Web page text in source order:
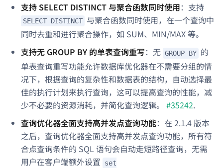
支持 SELECT DISTINCT 与聚合函数同时使用：支持
SELECT DISTINCT 与聚合函数同时使用，在一个查询中
同时去重和进行聚合操作，如 SUM、MIN/MAX 等。
支持无 GROUP BY 的单表查询重写：无 GROUP BY 的
单表查询重写功能允许数据库优化器在不需要分组的情
况下，根据查询的复杂性和数据表的结构，自动选择最
佳的执行计划来执行查询，这可以提高查询的性能，减
少不必要的资源消耗，并简化查询逻辑。 #35242.
查询优化器全面支持高并发点查询功能：在 2.1.4 版本
之后，查询优化器全面支持高并发点查询功能，所有符
合点查询条件的 SQL 语句会自动走短路径查询，无需
用户在客户端额外设置
set